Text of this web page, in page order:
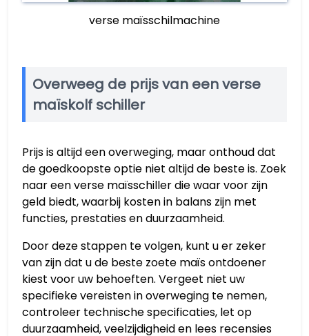
verse maïsschilmachine
Overweeg de prijs van een verse
maïskolf schiller
Prijs is altijd een overweging, maar onthoud dat
de goedkoopste optie niet altijd de beste is. Zoek
naar een verse maïsschiller die waar voor zijn
geld biedt, waarbij kosten in balans zijn met
functies, prestaties en duurzaamheid.
Door deze stappen te volgen, kunt u er zeker
van zijn dat u de beste zoete maïs ontdoener
kiest voor uw behoeften. Vergeet niet uw
specifieke vereisten in overweging te nemen,
controleer technische specificaties, let op
duurzaamheid, veelzijdigheid en lees recensies